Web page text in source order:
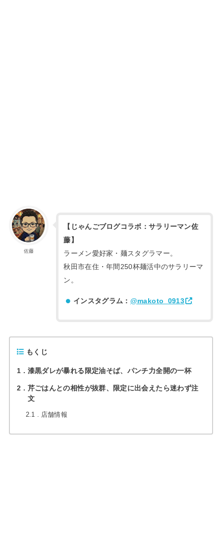
佐藤
【じゃんごブログコラボ：サラリーマン佐
藤】
ラーメン愛好家・麺スタグラマー。
秋田市在住・年間250杯麺活中のサラリーマ
ン。
インスタグラム： @makoto_0913
もくじ
1 漆黒ダレが暴れる限定油そば、パンチ力全開の一杯
2
芹ごはんとの相性が抜群、限定に出会えたら迷わず注
文
2.1 店舗情報